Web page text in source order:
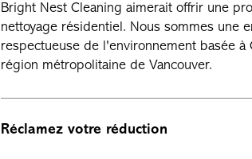
Bright Nest Cleaning aimerait offrir une
nettoyage résidentiel. Nous sommes une
respectueuse de l'environnement basée
région métropolitaine de Vancouver.
Réclamez votre réduction